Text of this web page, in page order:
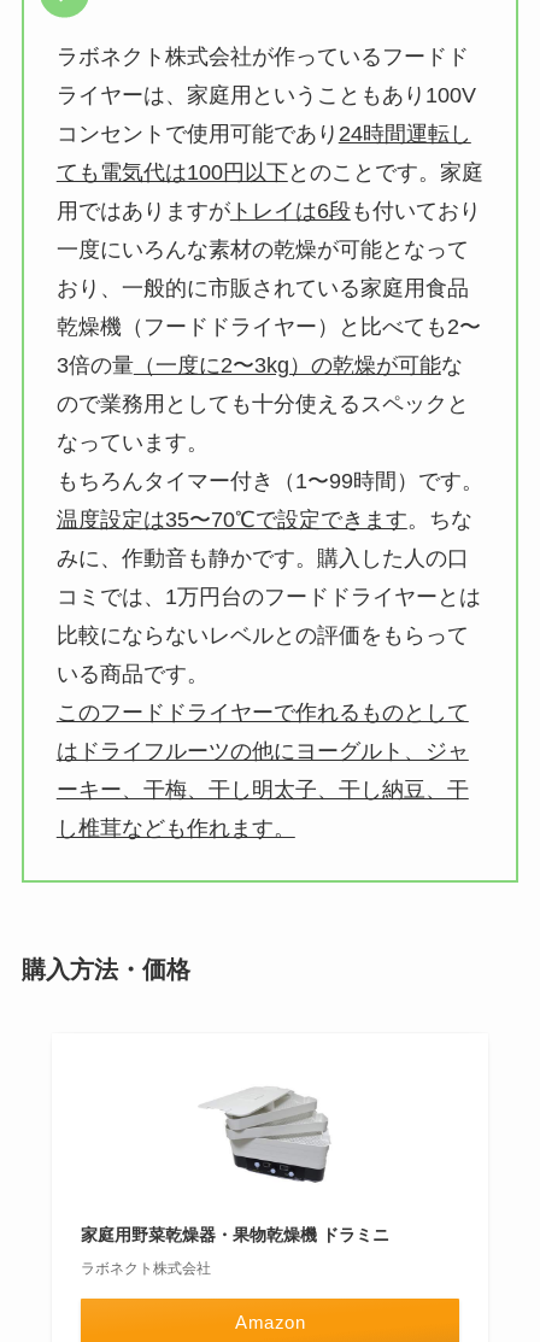
ラボネクト株式会社が作っているフードド
ライヤーは、家庭用ということもあり100V
コンセントで使用可能であり 24時間運転し
ても電気代は100円以下とのことです。家庭
用ではありますがトレイは6段も付いており
一度にいろんな素材の乾燥が可能となって
おり、一般的に市販されている家庭用食品
乾燥機（フードドライヤー）と比べても2〜
3倍の量（一度に2〜3kg）の乾燥が可能な
ので業務用としても十分使えるスペックと
なっています。
もちろんタイマー付き（1〜99時間）です。
温度設定は35〜70℃で設定できます。ちな
みに、作動音も静かです。購入した人の口
コミでは、1万円台のフードドライヤーとは
比較にならないレベルとの評価をもらって
いる商品です。
このフードドライヤーで作れるものとして
はドライフルーツの他にヨーグルト、ジャ
ーキー、干梅、干し明太子、干し納豆、干
し椎茸なども作れます。
購入方法・価格
家庭用野菜乾燥器・果物乾燥機 ドラミニ
ラボネクト株式会社
Amazon